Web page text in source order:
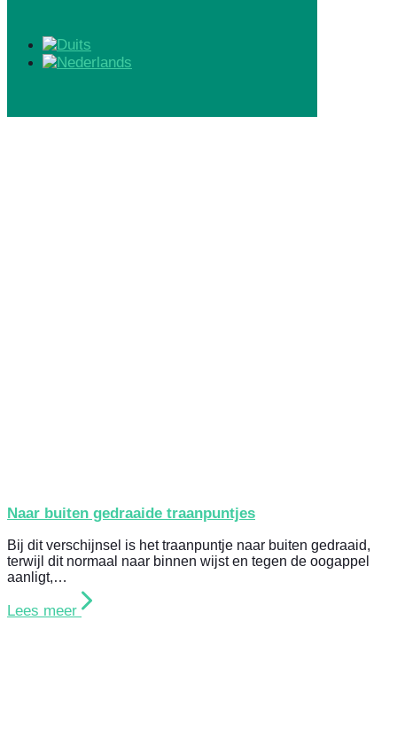
Naar buiten gedraaide traanpuntjes
Bij dit verschijnsel is het traanpuntje naar buiten gedraaid,
terwijl dit normaal naar binnen wijst en tegen de oogappel
aanligt,…
Lees meer